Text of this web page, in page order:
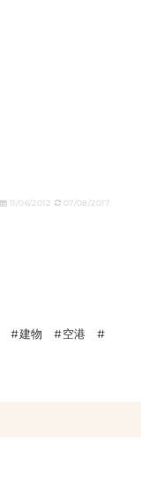
11/06/2012 07/08/2017
建物
空港